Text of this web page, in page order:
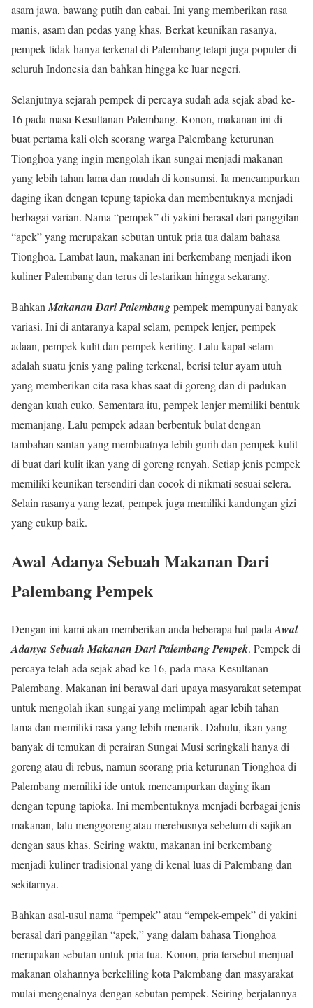
asam jawa, bawang putih dan cabai. Ini yang memberikan rasa
manis, asam dan pedas yang khas. Berkat keunikan rasanya,
pempek tidak hanya terkenal di Palembang tetapi juga populer di
seluruh Indonesia dan bahkan hingga ke luar negeri.
Selanjutnya sejarah pempek di percaya sudah ada sejak abad ke-
16 pada masa Kesultanan Palembang. Konon, makanan ini di
buat pertama kali oleh seorang warga Palembang keturunan
Tionghoa yang ingin mengolah ikan sungai menjadi makanan
yang lebih tahan lama dan mudah di konsumsi. Ia mencampurkan
daging ikan dengan tepung tapioka dan membentuknya menjadi
berbagai varian. Nama “pempek” di yakini berasal dari panggilan
“apek” yang merupakan sebutan untuk pria tua dalam bahasa
Tionghoa. Lambat laun, makanan ini berkembang menjadi ikon
kuliner Palembang dan terus di lestarikan hingga sekarang.
Bahkan Makanan Dari Palembangpempek mempunyai banyak
variasi. Ini di antaranya kapal selam, pempek lenjer, pempek
adaan, pempek kulit dan pempek keriting. Lalu kapal selam
adalah suatu jenis yang paling terkenal, berisi telur ayam utuh
yang memberikan cita rasa khas saat di goreng dan di padukan
dengan kuah cuko. Sementara itu, pempek lenjer memiliki bentuk
memanjang. Lalu pempek adaan berbentuk bulat dengan
tambahan santan yang membuatnya lebih gurih dan pempek kulit
di buat dari kulit ikan yang di goreng renyah. Setiap jenis pempek
memiliki keunikan tersendiri dan cocok di nikmati sesuai selera.
Selain rasanya yang lezat, pempek juga memiliki kandungan gizi
yang cukup baik.
Awal Adanya Sebuah Makanan Dari
Palembang Pempek
Dengan ini kami akan memberikan anda beberapa hal pada Awal
Adanya Sebuah Makanan Dari Palembang Pempek. Pempek di
percaya telah ada sejak abad ke-16, pada masa Kesultanan
Palembang. Makanan ini berawal dari upaya masyarakat setempat
untuk mengolah ikan sungai yang melimpah agar lebih tahan
lama dan memiliki rasa yang lebih menarik. Dahulu, ikan yang
banyak di temukan di perairan Sungai Musi seringkali hanya di
goreng atau di rebus, namun seorang pria keturunan Tionghoa di
Palembang memiliki ide untuk mencampurkan daging ikan
dengan tepung tapioka. Ini membentuknya menjadi berbagai jenis
makanan, lalu menggoreng atau merebusnya sebelum di sajikan
dengan saus khas. Seiring waktu, makanan ini berkembang
menjadi kuliner tradisional yang di kenal luas di Palembang dan
sekitarnya.
Bahkan asal-usul nama “pempek” atau “empek-empek” di yakini
berasal dari panggilan “apek,” yang dalam bahasa Tionghoa
merupakan sebutan untuk pria tua. Konon, pria tersebut menjual
makanan olahannya berkeliling kota Palembang dan masyarakat
mulai mengenalnya dengan sebutan pempek. Seiring berjalannya